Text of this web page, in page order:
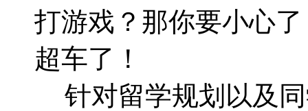
打游戏？那你要小心
超车了！
针对留学规划以及同